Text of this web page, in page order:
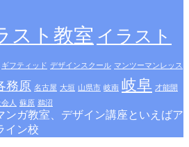
スト教室 イラスト
ギフティッド デザインスクール マンツーマンレッス
務原 名古屋 大垣 山県市 岐南 岐阜 才能開
人 蘇原 鵜沼
ンガ教室、デザイン講座といえばア
イン校